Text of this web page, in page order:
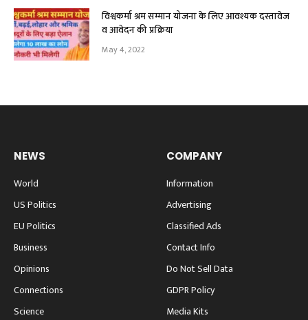
विश्वकर्मा श्रम सम्मान योजना के लिए आवश्यक दस्तावेज
व आवेदन की प्रक्रिया
May 4, 2022
NEWS
World
US Politics
EU Politics
Business
Opinions
Connections
Science
COMPANY
Information
Advertising
Classified Ads
Contact Info
Do Not Sell Data
GDPR Policy
Media Kits